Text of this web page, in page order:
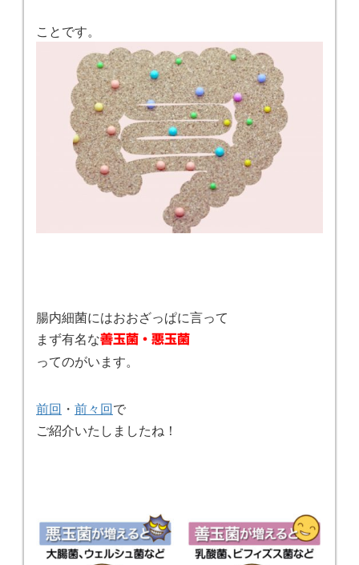
ことです。
腸内細菌にはおおざっぱに言って
まず有名な善玉菌・悪玉菌
ってのがいます。
前回 ・ 前々回で
ご紹介いたしましたね！